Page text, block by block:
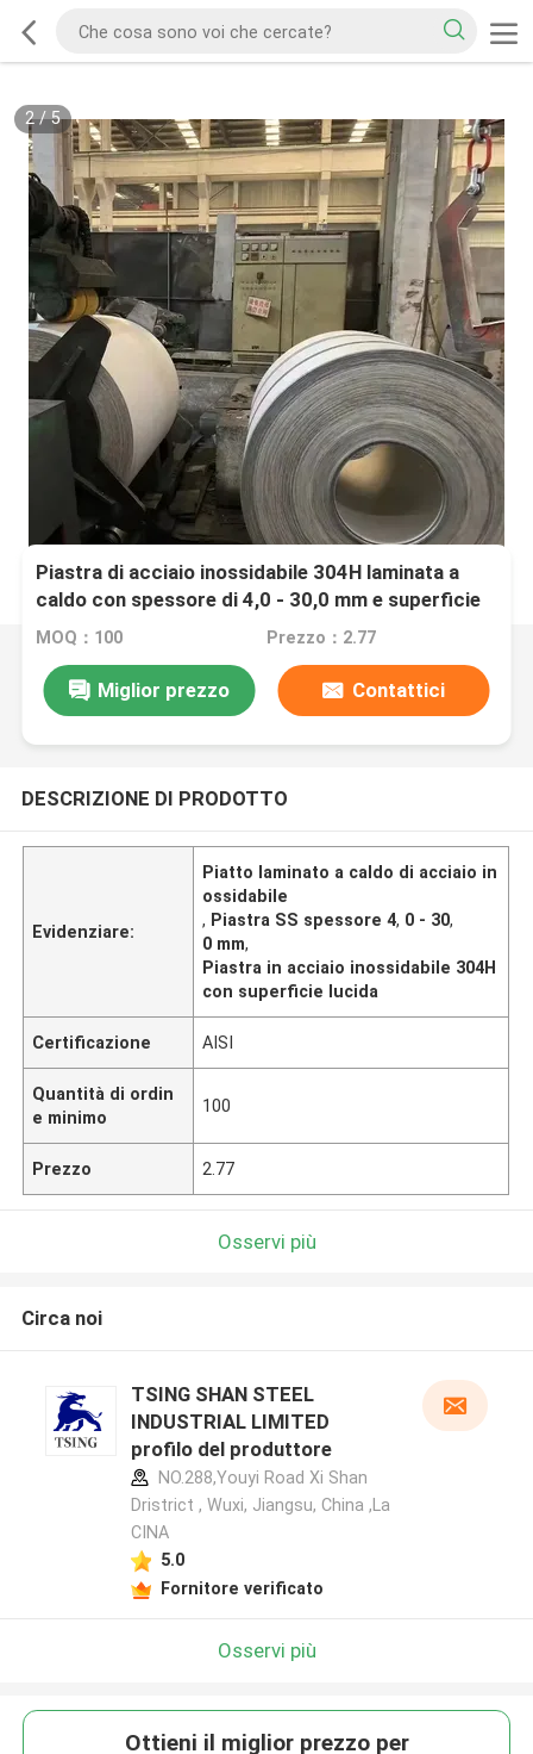
2/5
Piastra di acciaio inossidabile 304H laminata a
caldo con spessore di 4,0 - 30,0 mm e superficie
lucidata di TISCO POSCO
MOQ：100 Prezzo：2.77
Miglior prezzo Contattici
DESCRIZIONE DI PRODOTTO
Evidenziare:
Piatto laminato a caldo di acciaio in
ossidabile
, Piastra SS spessore 4, 0 - 30,
0 mm,
Piastra in acciaio inossidabile 304H
con superficie lucida
Certificazione AISI
Quantità di ordin
e minimo
100
Prezzo 2.77
Osservi più
Circa noi
TSING SHAN STEEL
INDUSTRIAL LIMITED
profilo del produttore
NO.288,Youyi Road Xi Shan
Dristrict , Wuxi, Jiangsu, China ,La
CINA
5.0
Fornitore verificato
Osservi più
Ottieni il miglior prezzo per